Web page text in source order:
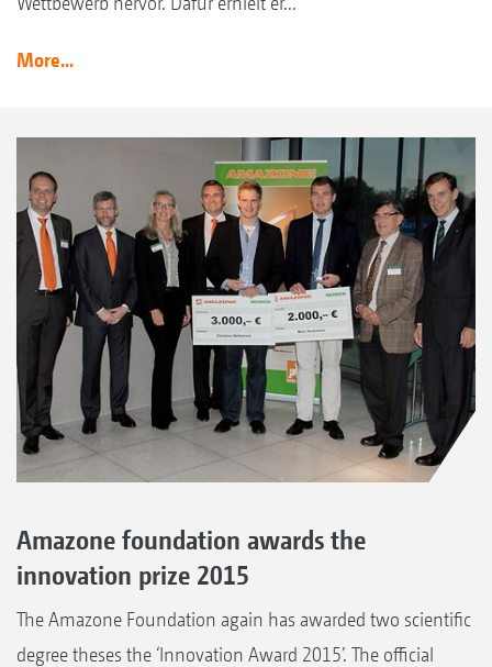
More...
Amazone foundation awards the
innovation prize 2015
The Amazone Foundation again has awarded two scientific
degree theses the ‘Innovation Award 2015’. The official